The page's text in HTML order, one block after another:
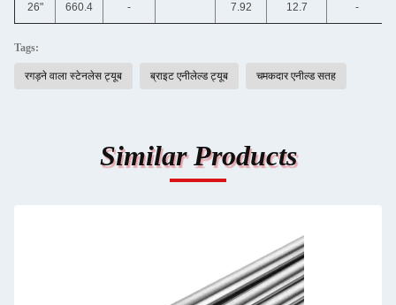
26" 660.4 - 7.92 12.7 -
Tags:
रगड़ने वाला स्टेनलेस ट्यूब ब्राइट एनीलेल्ड ट्यूब चमकदार एनील्ड सतह
Similar Products